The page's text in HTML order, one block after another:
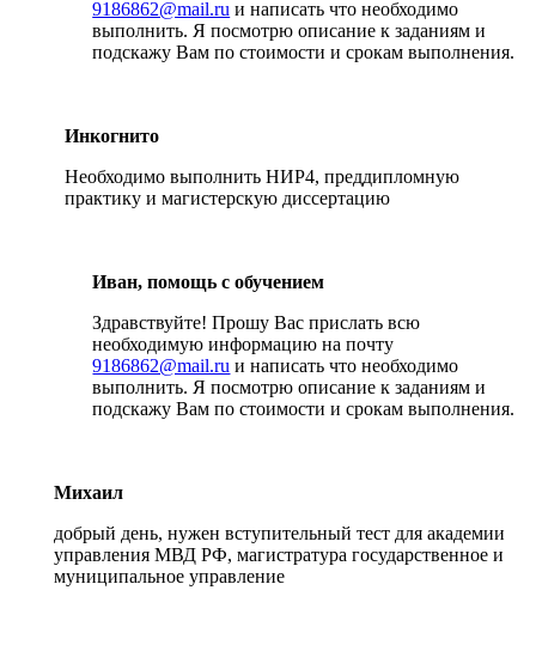
9186862@mail.ru и написать что необходимо
выполнить. Я посмотрю описание к заданиям и
подскажу Вам по стоимости и срокам выполнения.
Инкогнито
Необходимо выполнить НИР4, преддипломную
практику и магистерскую диссертацию
Иван, помощь с обучением
Здравствуйте! Прошу Вас прислать всю
необходимую информацию на почту
9186862@mail.ru и написать что необходимо
выполнить. Я посмотрю описание к заданиям и
подскажу Вам по стоимости и срокам выполнения.
Михаил
добрый день, нужен вступительный тест для академии
управления МВД РФ, магистратура государственное и
муниципальное управление